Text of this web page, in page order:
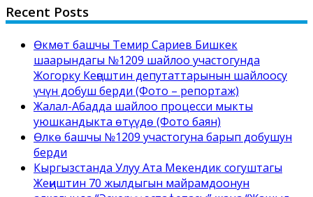
Recent Posts
Өкмөт башчы Темир Сариев Бишкек
шаарындагы №1209 шайлоо участогунда
Жогорку Кеңештин депутаттарынын шайлоосу
үчүн добуш берди (Фото – репортаж)
Жалал-Абадда шайлоо процесси мыкты
уюшкандыкта өтүүдө (Фото баян)
Өлкө башчы №1209 участогуна барып добушун
берди
Кыргызстанда Улуу Ата Мекендик согуштагы
Жеңиштин 70 жылдыгын майрамдоонун